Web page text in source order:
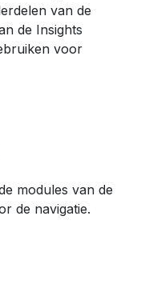
van de
de Insights
voor
modules van de
de navigatie.